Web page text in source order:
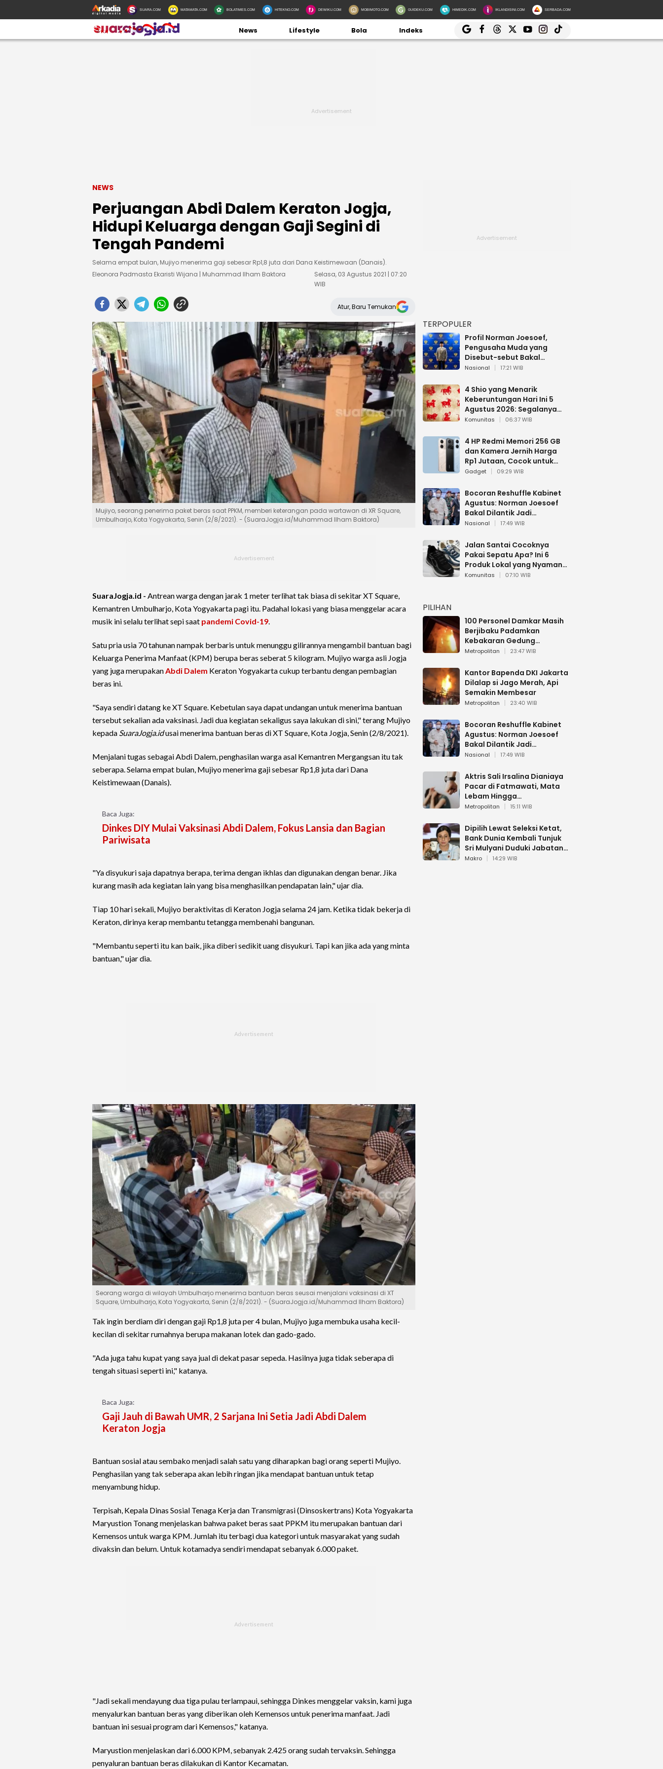
SUARA.COM MATAMATA.COM BOLATIMES.COM HITEKNO.COM DEWIKU.COM MOBIMOTO.COM GUIDEKU.COM HIMEDIK.COM IKLANDISINI.COM SERBADA.COM
News Lifestyle Bola Indeks
NEWS
Perjuangan Abdi Dalem Keraton Jogja,
Hidupi Keluarga dengan Gaji Segini di
Tengah Pandemi
Selama empat bulan, Mujiyo menerima gaji sebesar Rp1,8 juta dari Dana Keistimewaan (Danais).
Eleonora Padmasta Ekaristi Wijana | Muhammad Ilham Baktora
Selasa, 03 Agustus 2021 | 07:20
WIB
Atur, Baru Temukan
Mujiyo, seorang penerima paket beras saat PPKM, memberi keterangan pada wartawan di XR Square,
Umbulharjo, Kota Yogyakarta, Senin (2/8/2021). - (SuaraJogja.id/Muhammad Ilham Baktora)
SuaraJogja.id - Antrean warga dengan jarak 1 meter terlihat tak biasa di sekitar XT Square,
Kemantren Umbulharjo, Kota Yogyakarta pagi itu. Padahal lokasi yang biasa menggelar acara
musik ini selalu terlihat sepi saat pandemi Covid-19.
Satu pria usia 70 tahunan nampak berbaris untuk menunggu gilirannya mengambil bantuan bagi
Keluarga Penerima Manfaat (KPM) berupa beras seberat 5 kilogram. Mujiyo warga asli Jogja
yang juga merupakanAbdi Dalem Keraton Yogyakarta cukup terbantu dengan pembagian
beras ini.
"Saya sendiri datang ke XT Square. Kebetulan saya dapat undangan untuk menerima bantuan
tersebut sekalian ada vaksinasi. Jadi dua kegiatan sekaligus saya lakukan di sini," terang Mujiyo
kepada SuaraJogja.idusai menerima bantuan beras di XT Square, Kota Jogja, Senin (2/8/2021).
Menjalani tugas sebagai Abdi Dalem, penghasilan warga asal Kemantren Mergangsan itu tak
seberapa. Selama empat bulan, Mujiyo menerima gaji sebesar Rp1,8 juta dari Dana
Keistimewaan (Danais).
Baca Juga:
Dinkes DIY Mulai Vaksinasi Abdi Dalem, Fokus Lansia dan Bagian
Pariwisata
"Ya disyukuri saja dapatnya berapa, terima dengan ikhlas dan digunakan dengan benar. Jika
kurang masih ada kegiatan lain yang bisa menghasilkan pendapatan lain," ujar dia.
Tiap 10 hari sekali, Mujiyo beraktivitas di Keraton Jogja selama 24 jam. Ketika tidak bekerja di
Keraton, dirinya kerap membantu tetangga membenahi bangunan.
"Membantu seperti itu kan baik, jika diberi sedikit uang disyukuri. Tapi kan jika ada yang minta
bantuan," ujar dia.
Seorang warga di wilayah Umbulharjo menerima bantuan beras seusai menjalani vaksinasi di XT
Square, Umbulharjo, Kota Yogyakarta, Senin (2/8/2021). - (SuaraJogja.id/Muhammad Ilham Baktora)
Tak ingin berdiam diri dengan gaji Rp1,8 juta per 4 bulan, Mujiyo juga membuka usaha kecil-
kecilan di sekitar rumahnya berupa makanan lotek dan gado-gado.
"Ada juga tahu kupat yang saya jual di dekat pasar sepeda. Hasilnya juga tidak seberapa di
tengah situasi seperti ini," katanya.
Baca Juga:
Gaji Jauh di Bawah UMR, 2 Sarjana Ini Setia Jadi Abdi Dalem
Keraton Jogja
Bantuan sosial atau sembako menjadi salah satu yang diharapkan bagi orang seperti Mujiyo.
Penghasilan yang tak seberapa akan lebih ringan jika mendapat bantuan untuk tetap
menyambung hidup.
Terpisah, Kepala Dinas Sosial Tenaga Kerja dan Transmigrasi (Dinsoskertrans) Kota Yogyakarta
Maryustion Tonang menjelaskan bahwa paket beras saat PPKM itu merupakan bantuan dari
Kemensos untuk warga KPM. Jumlah itu terbagi dua kategori untuk masyarakat yang sudah
divaksin dan belum. Untuk kotamadya sendiri mendapat sebanyak 6.000 paket.
"Jadi sekali mendayung dua tiga pulau terlampaui, sehingga Dinkes menggelar vaksin, kami juga
menyalurkan bantuan beras yang diberikan oleh Kemensos untuk penerima manfaat. Jadi
bantuan ini sesuai program dari Kemensos," katanya.
Maryustion menjelaskan dari 6.000 KPM, sebanyak 2.425 orang sudah tervaksin. Sehingga
penyaluran bantuan beras dilakukan di Kantor Kecamatan.
TERPOPULER
Profil Norman Joesoef,
Pengusaha Muda yang
Disebut-sebut Bakal
Dilantik Jadi Wamenhan RI
Nasional 17:21 WIB
4 Shio yang Menarik
Keberuntungan Hari Ini 5
Agustus 2026: Segalanya
Berjalan Lancar
Komunitas 06:37 WIB
4 HP Redmi Memori 256 GB
dan Kamera Jernih Harga
Rp1 Jutaan, Cocok untuk
Multitasking
Gadget 09:29 WIB
Bocoran Reshuffle Kabinet
Agustus: Norman Joesoef
Bakal Dilantik Jadi
Wamenhan RI
Nasional 17:49 WIB
Jalan Santai Cocoknya
Pakai Sepatu Apa? Ini 6
Produk Lokal yang Nyaman
Buat 17 Agustusan
Komunitas 07:10 WIB
PILIHAN
100 Personel Damkar Masih
Berjibaku Padamkan
Kebakaran Gedung
Bapenda DKI
Metropolitan 23:47 WIB
Kantor Bapenda DKI Jakarta
Dilalap si Jago Merah, Api
Semakin Membesar
Metropolitan 23:40 WIB
Bocoran Reshuffle Kabinet
Agustus: Norman Joesoef
Bakal Dilantik Jadi
Wamenhan RI
Nasional 17:49 WIB
Aktris Sali Irsalina Dianiaya
Pacar di Fatmawati, Mata
Lebam Hingga
Diselamatkan Polantas
Metropolitan 15:11 WIB
Dipilih Lewat Seleksi Ketat,
Bank Dunia Kembali Tunjuk
Sri Mulyani Duduki Jabatan
Strategis
Makro 14:29 WIB